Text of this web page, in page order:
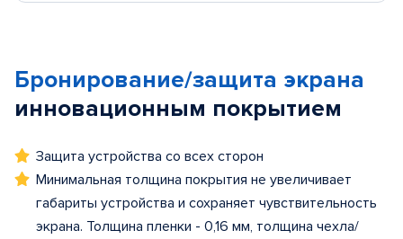
Бронирование/защита экрана
инновационным покрытием
Защита устройства со всех сторон
Минимальная толщина покрытия не увеличивает
габариты устройства и сохраняет чувствительность
экрана. Толщина пленки - 0,16 мм, толщина чехла/